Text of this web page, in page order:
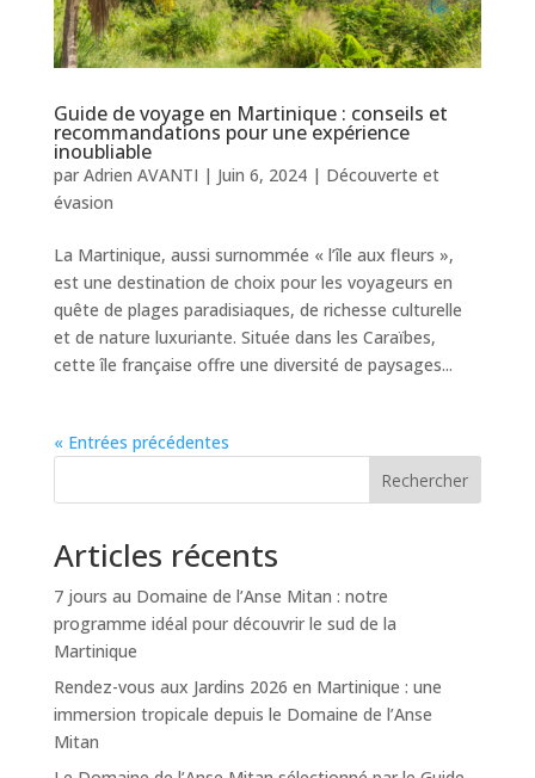
Guide de voyage en Martinique : conseils et
recommandations pour une expérience
inoubliable
par Adrien AVANTI | Juin 6, 2024| Découverte et
évasion
La Martinique, aussi surnommée « l’île aux fleurs »,
est une destination de choix pour les voyageurs en
quête de plages paradisiaques, de richesse culturelle
et de nature luxuriante. Située dans les Caraïbes,
cette île française offre une diversité de paysages...
« Entrées précédentes
Rechercher
Articles récents
7 jours au Domaine de l’Anse Mitan : notre
programme idéal pour découvrir le sud de la
Martinique
Rendez-vous aux Jardins 2026 en Martinique : une
immersion tropicale depuis le Domaine de l’Anse
Mitan